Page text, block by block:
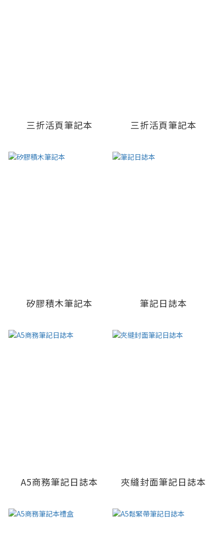
三折活頁筆記本 三折活頁筆記本
矽膠積木筆記本 筆記日誌本
A5商務筆記日誌本 夾縫封面筆記日誌本